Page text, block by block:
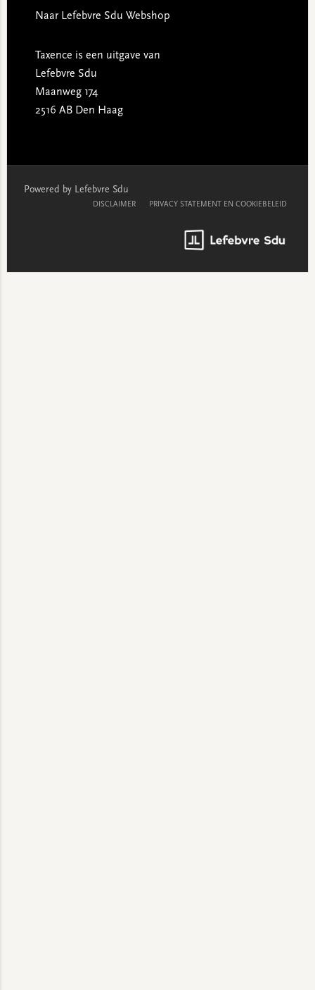
Naar Lefebvre Sdu Webshop
Taxence is een uitgave van
Lefebvre Sdu
Maanweg 174
2516 AB Den Haag
Powered by Lefebvre Sdu
DISCLAIMER PRIVACY STATEMENT EN COOKIEBELEID